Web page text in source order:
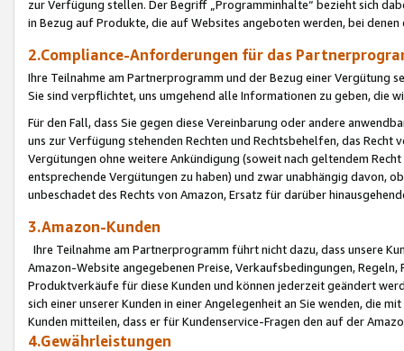
zur Verfügung stellen. Der Begriff „Programminhalte“ bezieht sich
in Bezug auf Produkte, die auf Websites angeboten werden, bei
2.Compliance-Anforderungen für das
Ihre Teilnahme am Partnerprogramm und der Bezug einer Vergütung
Sie sind verpflichtet, uns umgehend alle Informationen zu geben, die
Für den Fall, dass Sie gegen diese Vereinbarung oder andere
uns zur Verfügung stehenden Rechten und Rechtsbehelfen, das
Vergütungen ohne weitere Ankündigung (soweit nach geltendem
entsprechende Vergütungen zu haben) und zwar unabhängig davon,
unbeschadet des Rechts von Amazon, Ersatz für darüber
3.Amazon-Kunden
Ihre Teilnahme am Partnerprogramm führt nicht dazu, dass unsere
Amazon-Website angegebenen Preise, Verkaufsbedingungen,
Produktverkäufe für diese Kunden und können jederzeit geändert
sich einer unserer Kunden in einer Angelegenheit an Sie wenden, die
Kunden mitteilen, dass er für Kundenservice-Fragen den auf der
4.Gewährleistungen